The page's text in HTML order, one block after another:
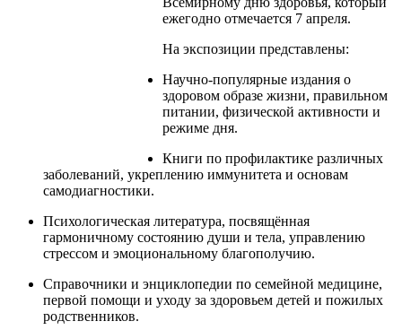
ежегодно отмечается 7 апреля.
На экспозиции представлены:
Научно-популярные издания о
здоровом образе жизни, правильном
питании, физической активности и
режиме дня.
Книги по профилактике различных
заболеваний, укреплению иммунитета и основам
самодиагностики.
Психологическая литература, посвящённая
гармоничному состоянию души и тела, управлению
стрессом и эмоциональному благополучию.
Справочники и энциклопедии по семейной медицине,
первой помощи и уходу за здоровьем детей и пожилых
родственников.